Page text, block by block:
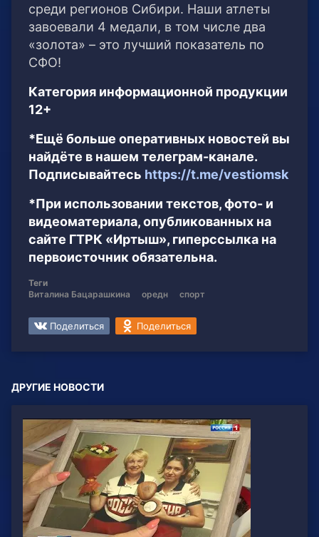
среди регионов Сибири. Наши атлеты
завоевали 4 медали, в том числе два
«золота» – это лучший показатель по
СФО!
Категория информационной продукции
12+
*Ещё больше оперативных новостей вы
найдёте в нашем телеграм-канале.
Подписывайтесь https://t.me/vestiomsk
*При использовании текстов, фото- и
видеоматериала, опубликованных на
сайте ГТРК «Иртыш», гиперссылка на
первоисточник обязательна.
Теги
Виталина Бацарашкина
оредн спорт
Поделиться Поделиться
ДРУГИЕ НОВОСТИ